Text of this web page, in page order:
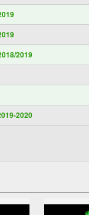
2019
2020